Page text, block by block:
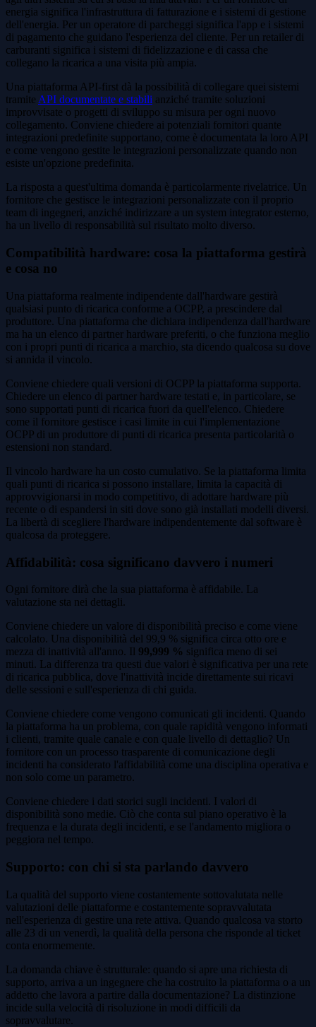
energia significa l'infrastruttura di fatturazione e i sistemi di gestione
dell'energia. Per un operatore di parcheggi significa l'app e i sistemi
di pagamento che guidano l'esperienza del cliente. Per un retailer di
carburanti significa i sistemi di fidelizzazione e di cassa che
collegano la ricarica a una visita più ampia.
Una piattaforma API-first dà la possibilità di collegare quei sistemi
tramite API documentate e stabili anziché tramite soluzioni
improvvisate o progetti di sviluppo su misura per ogni nuovo
collegamento. Conviene chiedere ai potenziali fornitori quante
integrazioni predefinite supportano, come è documentata la loro API
e come vengono gestite le integrazioni personalizzate quando non
esiste un'opzione predefinita.
La risposta a quest'ultima domanda è particolarmente rivelatrice. Un
fornitore che gestisce le integrazioni personalizzate con il proprio
team di ingegneri, anziché indirizzare a un system integrator esterno,
ha un livello di responsabilità sul risultato molto diverso.
Compatibilità hardware: cosa la piattaforma gestirà
e cosa no
Una piattaforma realmente indipendente dall'hardware gestirà
qualsiasi punto di ricarica conforme a OCPP, a prescindere dal
produttore. Una piattaforma che dichiara indipendenza dall'hardware
ma ha un elenco di partner hardware preferiti, o che funziona meglio
con i propri punti di ricarica a marchio, sta dicendo qualcosa su dove
si annida il vincolo.
Conviene chiedere quali versioni di OCPP la piattaforma supporta.
Chiedere un elenco di partner hardware testati e, in particolare, se
sono supportati punti di ricarica fuori da quell'elenco. Chiedere
come il fornitore gestisce i casi limite in cui l'implementazione
OCPP di un produttore di punti di ricarica presenta particolarità o
estensioni non standard.
Il vincolo hardware ha un costo cumulativo. Se la piattaforma limita
quali punti di ricarica si possono installare, limita la capacità di
approvvigionarsi in modo competitivo, di adottare hardware più
recente o di espandersi in siti dove sono già installati modelli diversi.
La libertà di scegliere l'hardware indipendentemente dal software è
qualcosa da proteggere.
Affidabilità: cosa significano davvero i numeri
Ogni fornitore dirà che la sua piattaforma è affidabile. La
valutazione sta nei dettagli.
Conviene chiedere un valore di disponibilità preciso e come viene
calcolato. Una disponibilità del 99,9 % significa circa otto ore e
mezza di inattività all'anno. Il 99,999 % significa meno di sei
minuti. La differenza tra questi due valori è significativa per una rete
di ricarica pubblica, dove l'inattività incide direttamente sui ricavi
delle sessioni e sull'esperienza di chi guida.
Conviene chiedere come vengono comunicati gli incidenti. Quando
la piattaforma ha un problema, con quale rapidità vengono informati
i clienti, tramite quale canale e con quale livello di dettaglio? Un
fornitore con un processo trasparente di comunicazione degli
incidenti ha considerato l'affidabilità come una disciplina operativa e
non solo come un parametro.
Conviene chiedere i dati storici sugli incidenti. I valori di
disponibilità sono medie. Ciò che conta sul piano operativo è la
frequenza e la durata degli incidenti, e se l'andamento migliora o
peggiora nel tempo.
Supporto: con chi si sta parlando davvero
La qualità del supporto viene costantemente sottovalutata nelle
valutazioni delle piattaforme e costantemente sopravvalutata
nell'esperienza di gestire una rete attiva. Quando qualcosa va storto
alle 23 di un venerdì, la qualità della persona che risponde al ticket
conta enormemente.
La domanda chiave è strutturale: quando si apre una richiesta di
supporto, arriva a un ingegnere che ha costruito la piattaforma o a un
addetto che lavora a partire dalla documentazione? La distinzione
incide sulla velocità di risoluzione in modi difficili da
sopravvalutare.